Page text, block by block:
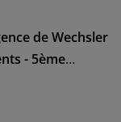
de Wechsler
- 5ème